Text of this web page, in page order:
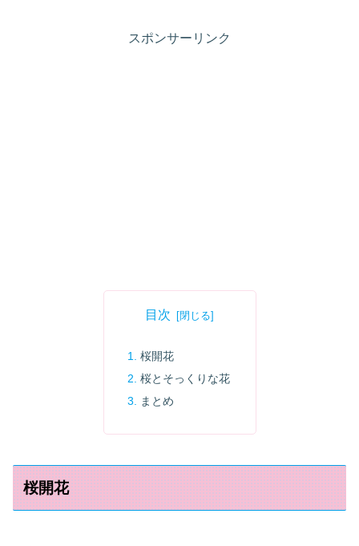
スポンサーリンク
目次
桜開花
桜とそっくりな花
まとめ
桜開花